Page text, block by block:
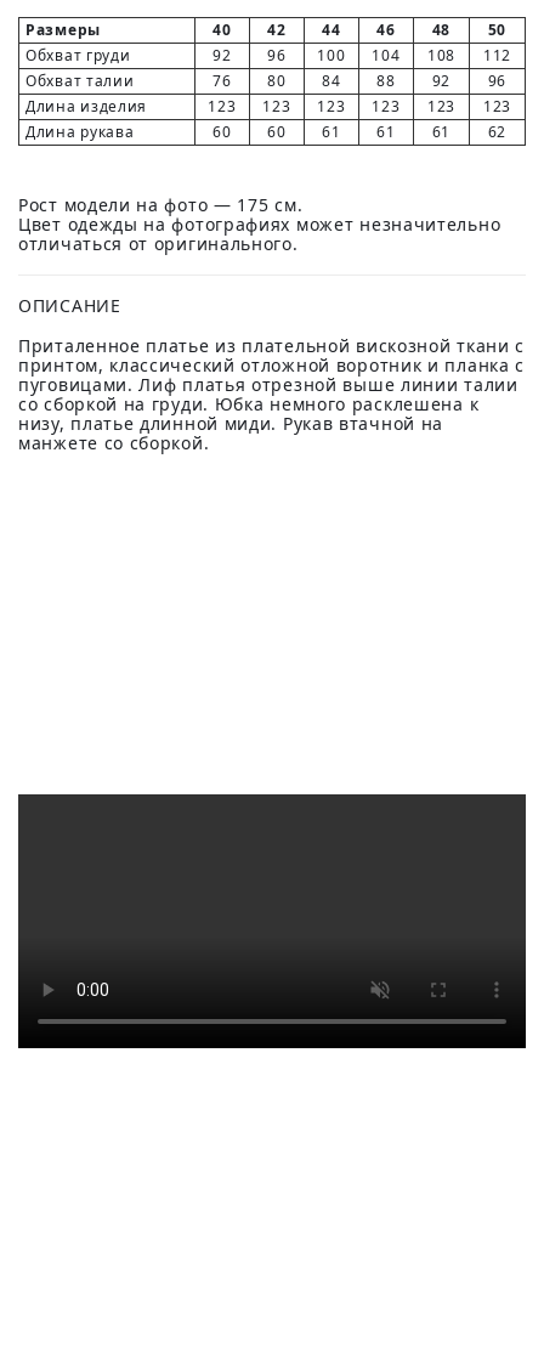
Размеры 40 42 44 46 48
50
Обхват груди
92 96 100 104 108
112
Обхват талии
76 80 84 88 92
96
Длина изделия
123 123 123 123 123
123
Длина рукава
60 60 61 61 61 62
Рост модели на фото — 175 см.
Цвет одежды на фотографиях может незначительно
отличаться от оригинального.
ОПИСАНИЕ
Приталенное платье из плательной вискозной ткани с
принтом, классический отложной воротник и планка с
пуговицами. Лиф платья отрезной выше линии талии
со сборкой на груди. Юбка немного расклешена к
низу, платье длинной миди. Рукав втачной на
манжете со сборкой.